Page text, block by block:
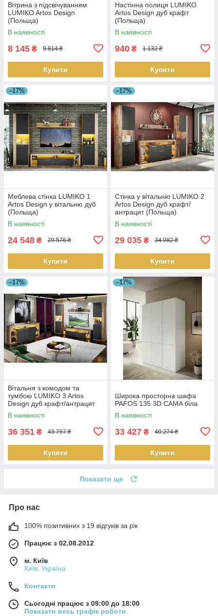
Вітрина з підсвічуванням
LUMIKO Artos Design
(Польща)
В наявності
8 145 ₴ 9 814 ₴
Купити
Настінна полиця LUMIKO
Artos Design дуб крафт
(Польща)
В наявності
940 ₴ 1 132 ₴
Купити
–17%
Меблева стінка LUMIKO 1
Artos Design у вітальню дуб
(Польща)
В наявності
24 548 ₴ 29 576 ₴
Купити
–17%
Стінка у вітальню LUMIKO 2
Artos Design дуб крафт/
антрацит (Польща)
В наявності
29 035 ₴ 34 982 ₴
Купити
–17%
Вітальня з комодом та
тумбою LUMIKO 3 Artos
Design дуб крафт/антрацит
(Польща)
В наявності
36 351 ₴ 43 797 ₴
Купити
–17%
Широка просторна шафа
PAFOS 135 3D CAMA біла
В наявності
33 427 ₴ 40 274 ₴
Купити
Показати ще
Про нас
100% позитивних з 19 відгуків за рік
Працює з 02.08.2012
м. Київ
Київ, Україна
Контакти
Сьогодні працює з 09:00 до 18:00
Показати весь графік роботи